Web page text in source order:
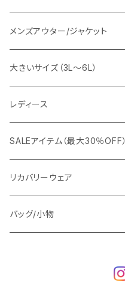
EDWIN
snow peak
G-stage
TETEHOMME
TAION
ワイシャツ
シューズ
フォーマル
Tシャツ/ポロシャツ
パーカー/スウェット
ニット
イージーパンツ
スラックス
メンズアウター/ジャケット
ジャケット
カジュアルジャケット
ビジネスジャケット
ブルゾン
コート
マウンテンパーカー/アウトドア
ダウン / 中綿アウター
大きいサイズ（3L～6L）
ビジネス
セットアップ
ワイシャツ
カジュアル
ニット/Tシャツ/カットソー
スウェット/パーカー
アウター
レディース
アウター
トップス（ブラウス/カットソー）
ジャケット
SALEアイテム（最大30％OFF）
リカバリーウェア
バッグ/小物